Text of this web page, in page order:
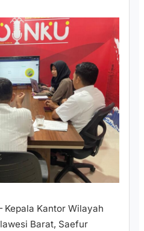
Kepala Kantor Wilayah
Barat, Saefur